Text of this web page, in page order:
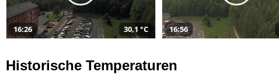
16:26 30,1 °C 16:56
Historische Temperaturen